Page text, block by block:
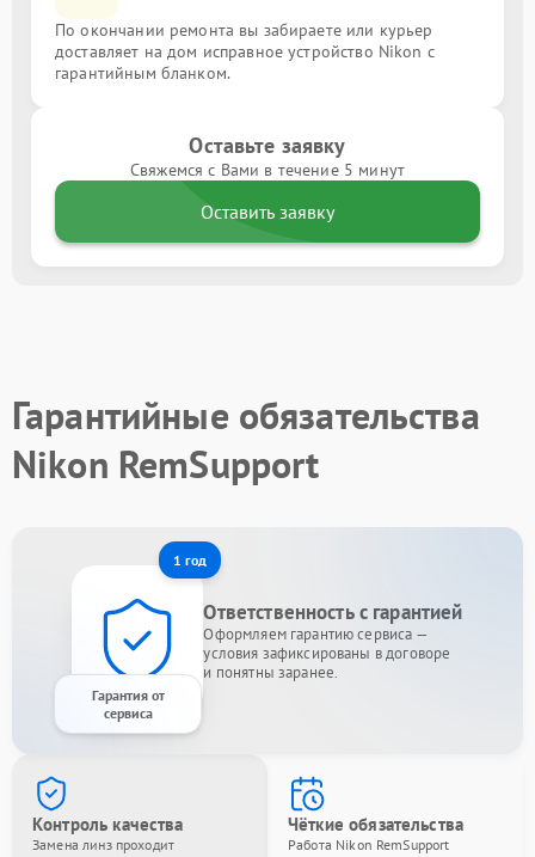
По окончании ремонта вы забираете или курьер
доставляет на дом исправное устройство Nikon с
гарантийным бланком.
Оставьте заявку
Свяжемся с Вами в течение 5 минут
Оставить заявку
Гарантийные обязательства
Nikon RemSupport
1 год
Гарантия от
сервиса
Ответственность с гарантией
Оформляем гарантию сервиса —
условия зафиксированы в договоре
и понятны заранее.
Контроль качества
Замена линз проходит
Чёткие обязательства
Работа Nikon RemSupport